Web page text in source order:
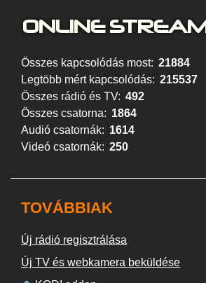
ONLINE STREAM
Összes kapcsolódás most: 21884
Legtöbb mért kapcsolódás: 215537
Összes rádió és TV: 492
Összes csatorna: 1864
Audió csatornák: 1614
Videó csatornák: 250
TOVÁBBIAK
Új rádió regisztrálása
Új TV és webkamera beküldése